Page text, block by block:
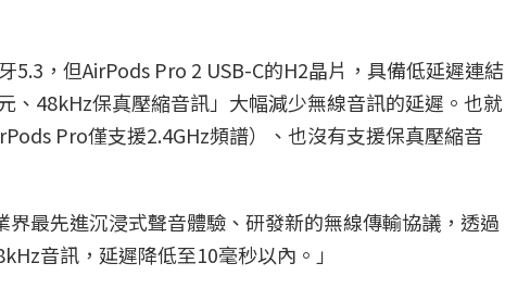
，但AirPods Pro 2 USB-C的H2晶片，具備低延遲連結
、48kHz保真壓縮音訊」大幅減少無線音訊的延遲。也就
Pro僅支援2.4GHz頻譜）、也沒有支援保真壓縮音
最先進沉浸式聲音體驗、研發新的無線傳輸協議，透過
音訊，延遲降低至10毫秒以內。」